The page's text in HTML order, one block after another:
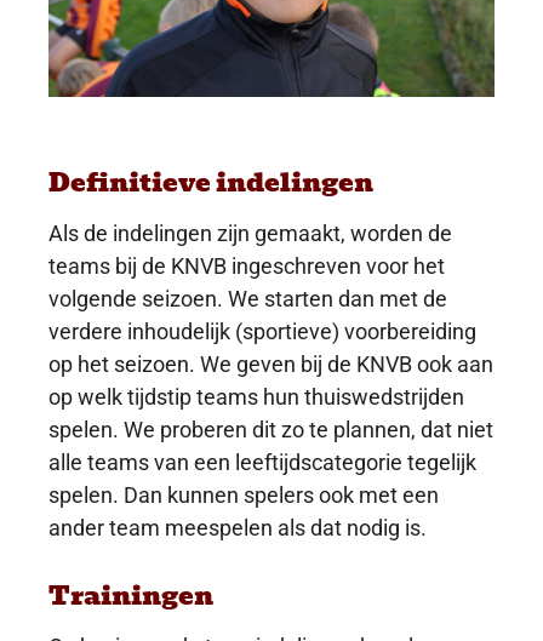
Definitieve indelingen
Als de indelingen zijn gemaakt, worden de
teams bij de KNVB ingeschreven voor het
volgende seizoen. We starten dan met de
verdere inhoudelijk (sportieve) voorbereiding
op het seizoen. We geven bij de KNVB ook aan
op welk tijdstip teams hun thuiswedstrijden
spelen. We proberen dit zo te plannen, dat niet
alle teams van een leeftijdscategorie tegelijk
spelen. Dan kunnen spelers ook met een
ander team meespelen als dat nodig is.
Trainingen